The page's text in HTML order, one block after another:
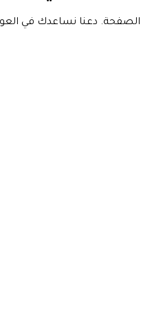
دعنا نساعدك في